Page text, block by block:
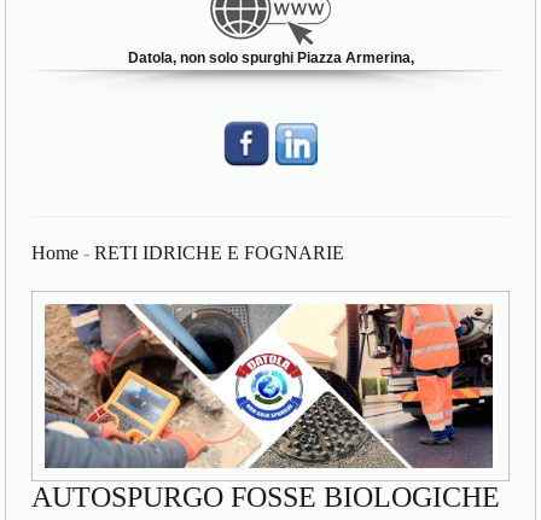
Datola, non solo spurghi Piazza Armerina,
Home -RETI IDRICHE E FOGNARIE
AUTOSPURGO FOSSE BIOLOGICHE